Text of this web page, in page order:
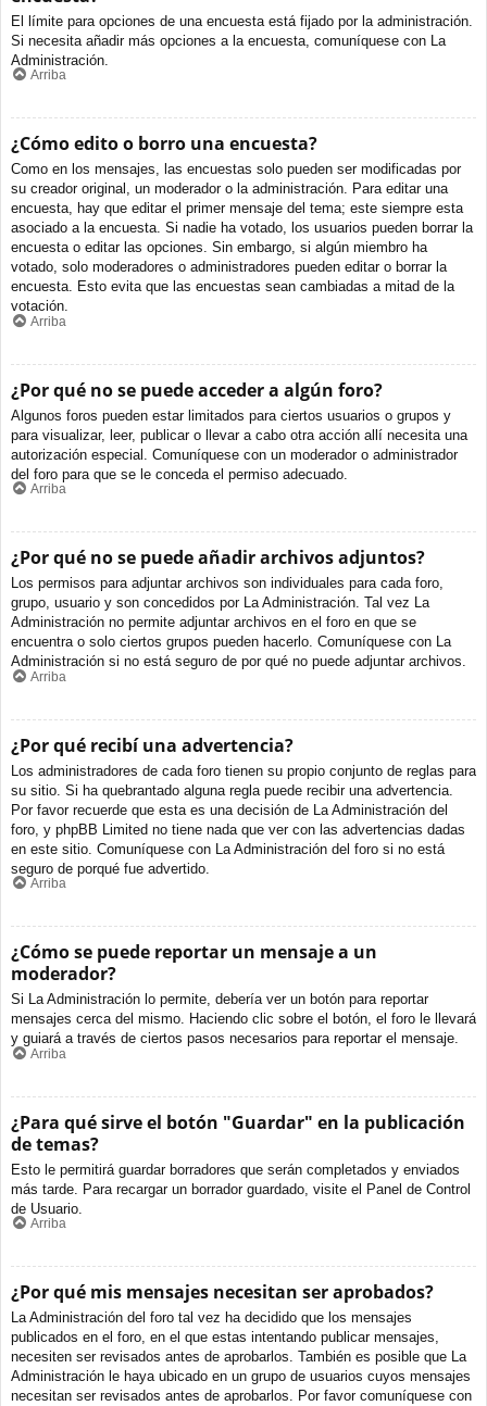
El límite para opciones de una encuesta está fijado por la administración.
Si necesita añadir más opciones a la encuesta, comuníquese con La
Administración.
Arriba
¿Cómo edito o borro una encuesta?
Como en los mensajes, las encuestas solo pueden ser modificadas por
su creador original, un moderador o la administración. Para editar una
encuesta, hay que editar el primer mensaje del tema; este siempre esta
asociado a la encuesta. Si nadie ha votado, los usuarios pueden borrar la
encuesta o editar las opciones. Sin embargo, si algún miembro ha
votado, solo moderadores o administradores pueden editar o borrar la
encuesta. Esto evita que las encuestas sean cambiadas a mitad de la
votación.
Arriba
¿Por qué no se puede acceder a algún foro?
Algunos foros pueden estar limitados para ciertos usuarios o grupos y
para visualizar, leer, publicar o llevar a cabo otra acción allí necesita una
autorización especial. Comuníquese con un moderador o administrador
del foro para que se le conceda el permiso adecuado.
Arriba
¿Por qué no se puede añadir archivos adjuntos?
Los permisos para adjuntar archivos son individuales para cada foro,
grupo, usuario y son concedidos por La Administración. Tal vez La
Administración no permite adjuntar archivos en el foro en que se
encuentra o solo ciertos grupos pueden hacerlo. Comuníquese con La
Administración si no está seguro de por qué no puede adjuntar archivos.
Arriba
¿Por qué recibí una advertencia?
Los administradores de cada foro tienen su propio conjunto de reglas para
su sitio. Si ha quebrantado alguna regla puede recibir una advertencia.
Por favor recuerde que esta es una decisión de La Administración del
foro, y phpBB Limited no tiene nada que ver con las advertencias dadas
en este sitio. Comuníquese con La Administración del foro si no está
seguro de porqué fue advertido.
Arriba
¿Cómo se puede reportar un mensaje a un
moderador?
Si La Administración lo permite, debería ver un botón para reportar
mensajes cerca del mismo. Haciendo clic sobre el botón, el foro le llevará
y guiará a través de ciertos pasos necesarios para reportar el mensaje.
Arriba
¿Para qué sirve el botón "Guardar" en la publicación
de temas?
Esto le permitirá guardar borradores que serán completados y enviados
más tarde. Para recargar un borrador guardado, visite el Panel de Control
de Usuario.
Arriba
¿Por qué mis mensajes necesitan ser aprobados?
La Administración del foro tal vez ha decidido que los mensajes
publicados en el foro, en el que estas intentando publicar mensajes,
necesiten ser revisados antes de aprobarlos. También es posible que La
Administración le haya ubicado en un grupo de usuarios cuyos mensajes
necesitan ser revisados antes de aprobarlos. Por favor comuníquese con